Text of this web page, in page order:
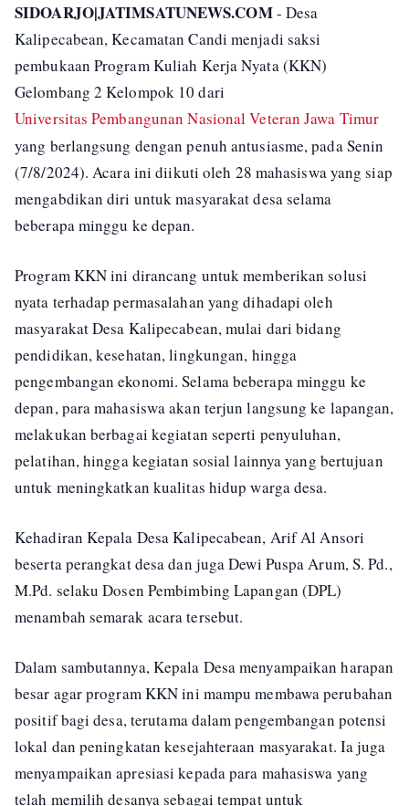
SIDOARJO|JATIMSATUNEWS.COM- Desa
Kalipecabean, Kecamatan Candi menjadi saksi
pembukaan Program Kuliah Kerja Nyata (KKN)
Gelombang 2 Kelompok 10 dari
Universitas Pembangunan Nasional Veteran Jawa Timur
yang berlangsung dengan penuh antusiasme, pada Senin
(7/8/2024). Acara ini diikuti oleh 28 mahasiswa yang siap
mengabdikan diri untuk masyarakat desa selama
beberapa minggu ke depan.
Program KKN ini dirancang untuk memberikan solusi
nyata terhadap permasalahan yang dihadapi oleh
masyarakat Desa Kalipecabean, mulai dari bidang
pendidikan, kesehatan, lingkungan, hingga
pengembangan ekonomi. Selama beberapa minggu ke
depan, para mahasiswa akan terjun langsung ke lapangan,
melakukan berbagai kegiatan seperti penyuluhan,
pelatihan, hingga kegiatan sosial lainnya yang bertujuan
untuk meningkatkan kualitas hidup warga desa.
Kehadiran Kepala Desa Kalipecabean, Arif Al Ansori
beserta perangkat desa dan juga Dewi Puspa Arum, S. Pd.,
M.Pd. selaku Dosen Pembimbing Lapangan (DPL)
menambah semarak acara tersebut.
Dalam sambutannya, Kepala Desa menyampaikan harapan
besar agar program KKN ini mampu membawa perubahan
positif bagi desa, terutama dalam pengembangan potensi
lokal dan peningkatan kesejahteraan masyarakat. Ia juga
menyampaikan apresiasi kepada para mahasiswa yang
telah memilih desanya sebagai tempat untuk